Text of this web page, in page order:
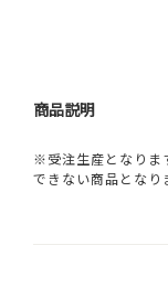
商品説明
※受注生産となりま
できない商品となり